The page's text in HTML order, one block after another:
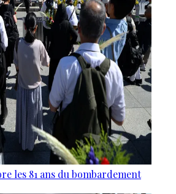
les 81 ans du bombardement